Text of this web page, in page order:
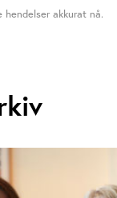
hendelser akkurat nå.